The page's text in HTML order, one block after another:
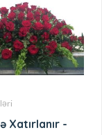
Xatırlanır -